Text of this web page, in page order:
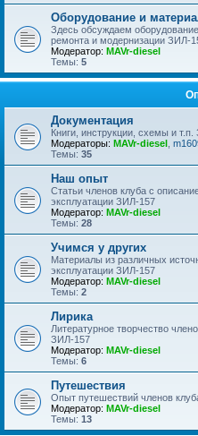
Оборудование и
Здесь обсуждаем
ремонта и модернизации ЗИЛ-
Модератор: MAVr-diesel
Темы: 5
Документация
Книги, инструкции, схемы и
Модераторы: MAVr-diesel
Темы: 35
Наш опыт
Статьи членов клуба с
эксплуатации ЗИЛ-157
Модератор: MAVr-diesel
Темы: 28
Учимся у других
Материалы из различных
эксплуатации ЗИЛ-157
Модератор: MAVr-diesel
Темы: 2
Лирика
Литературное творчество
ЗИЛ-157
Модератор: MAVr-diesel
Темы: 6
Путешествия
Опыт путешествий членов
Модератор: MAVr-diesel
Темы: 13